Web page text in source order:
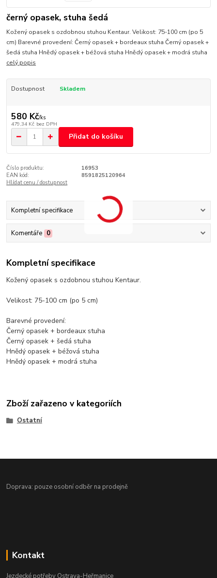
černý opasek, stuha šedá
Kožený opasek s ozdobnou stuhou Kentaur. Velikost: 75-100 cm (po 5
cm) Barevné provedení: Černý opasek + bordeaux stuha Černý opasek +
šedá stuha Hnědý opasek + béžová stuha Hnědý opasek + modrá stuha
celý popis
Dostupnost Skladem
580 Kč/ks
479,34 Kč bez DPH
Přidat do košíku
Číslo produktu:
16953
EAN kód:
8591825120964
Hlídat cenu / dostupnost
Kompletní specifikace
Komentáře 0
Kompletní specifikace
Kožený opasek s ozdobnou stuhou Kentaur.
Velikost: 75-100 cm (po 5 cm)
Barevné provedení:
Černý opasek + bordeaux stuha
Černý opasek + šedá stuha
Hnědý opasek + béžová stuha
Hnědý opasek + modrá stuha
Zboží zařazeno v kategoriích
Ostatní
Doprava: pouze osobní odběr na prodejně
Kontakt
Jezdecké potřeby Ostrava-Heřmanice